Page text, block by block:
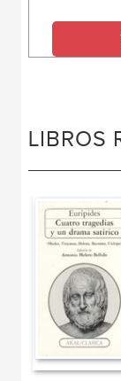
LIBROS